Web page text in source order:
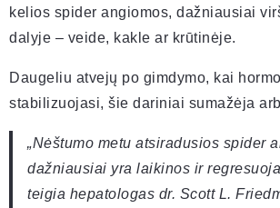
kelios spider angiomos, dažniausiai
dalyje – veide, kakle ar krūtinėje.
Daugeliu atvejų po gimdymo, kai
stabilizuojasi, šie dariniai sumažėja
„Nėštumo metu atsiradusios spider
dažniausiai yra laikinos ir
teigia hepatologas dr. Scott L.